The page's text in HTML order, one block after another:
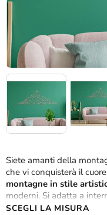
Siete amanti della
che vi conquisterà il
montagne in stile
moderni. Si adatta a
SCEGLI LA MISURA